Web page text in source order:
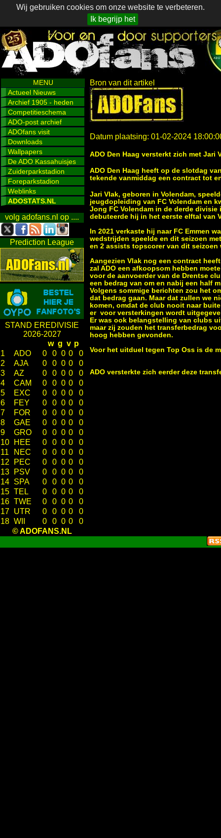
Wij gebruiken cookies om onze website te verbeteren.
Ik begrijp het
MENU
Actueel Nieuws
Archief 1905 - heden
Competitieschema
ADO-post archief
ADOfans visit
Downloads
Wallpapers
De ADO Kassahuisjes
Zuiderparkstadion
Foreparkstadion
Weblinks
ADOSTATS.NL
volg adofans.nl op ....
Prediction League
STAND EREDIVISIE
2026-2027
w g v p
1
ADO 0 0 0 0
0
2
AJA 0 0 0 0
0
3
AZ 0 0 0 0
0
4
CAM 0 0 0 0
0
5
EXC 0 0 0 0
0
6
FEY 0 0 0 0
0
7
FOR 0 0 0 0
0
8
GAE 0 0 0 0
0
9
GRO 0 0 0 0
0
10
HEE 0 0 0 0
0
11
NEC 0 0 0 0
0
12
PEC 0 0 0 0
0
13
PSV 0 0 0 0
0
14 SPA 0 0 0 0
0
15 TEL 0 0 0 0
0
16 TWE 0 0 0 0
0
17 UTR 0 0 0 0
0
18 WII 0 0 0 0
0
© ADOFANS.NL
Bron van dit artikel
Datum plaatsing: 01-02-2024
ADO Den Haag versterkt zich met Jari
ADO Den Haag heeft op de slotdag
tekende vanmiddag een contract tot
Jari Vlak, geboren in Volendam,
jeugdopleiding van FC Volendam en
Jong FC Volendam in de derde divisie
debuteerde hij in het eerste elftal van
In 2021 verkaste hij naar FC Emmen
wedstrijden speelde en dit seizoen
en 2 assists topscorer van dit seizoen
Aangezien Vlak nog een contract
zal ADO een afkoopsom hebben
voor de aanvoerder van de Drentse
een bedrag van om en nabij een half
Volgens sommige berichten zou het
dat bedrag gaan. Maar dat zullen we
komen, omdat de club nooit naar
er voor versterkingen wordt
Er was ook belangstelling van clubs
maar zij zouden het transferbedrag
hoog hebben gevonden.
Voor het uitduel tegen Top Oss is de
ADO versterkte zich eerder deze